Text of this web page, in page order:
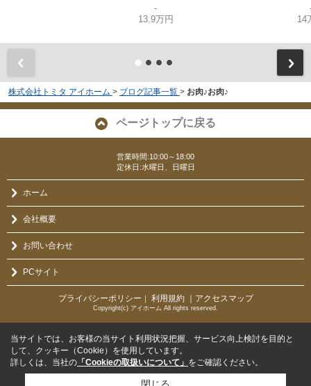
-
13.9万円
14
株式会社トミタ アイホーム > ブログ記事一覧 > お肉♪お肉♪
ページトップに戻る
営業時間:10:00～18:00
定休日:水曜日、日曜日
ホーム
会社概要
お問い合わせ
PCサイト
プライバシーポリシー ｜ 利用規約 ｜アクセスマップ
Copyright(c) アイホーム All rights reserved.
当サイトでは、お客様の当サイト利用状況把握、サービス向上検討を目的と
して、クッキー（Cookie）を使用しています。
詳しくは、当社の 「Cookieの取扱いについて」 をご確認ください。